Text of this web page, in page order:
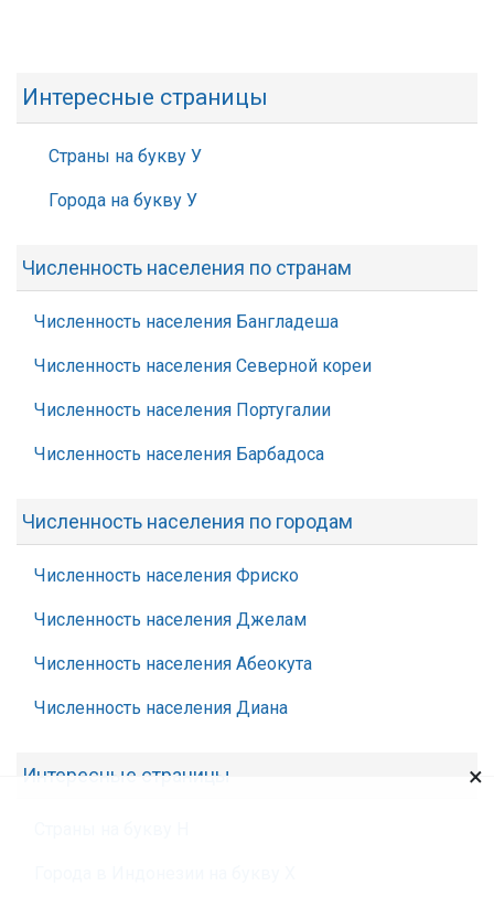
Интересные страницы
Страны на букву У
Города на букву У
Численность населения по странам
Численность населения Бангладеша
Численность населения Северной кореи
Численность населения Португалии
Численность населения Барбадоса
Численность населения по городам
Численность населения Фриско
Численность населения Джелам
Численность населения Абеокута
Численность населения Диана
Интересные страницы ×